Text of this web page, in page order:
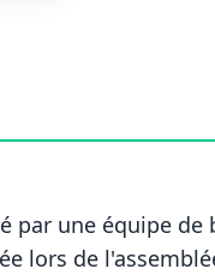
par une équipe
lors de